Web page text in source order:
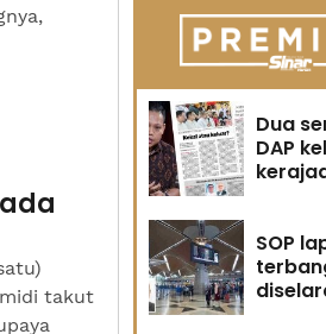
takut
Dua
DAP
SOP